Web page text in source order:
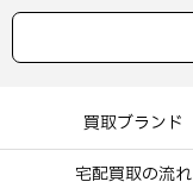
買取ブランド
宅配買取の流れ